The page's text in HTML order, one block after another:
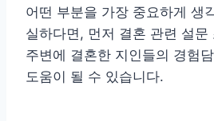
어떤 부분을 가장 중요하게 생
실하다면, 먼저 결혼 관련 설문
주변에 결혼한 지인들의 경험
도움이 될 수 있습니다.